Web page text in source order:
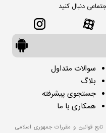
دنبال کنید
سوالات متداول
بلاگ
جستجوی پیشرفته
همکاری با ما
قوانین و مقررات جمهوری اسلامی